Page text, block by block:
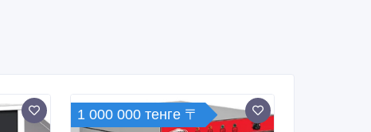
1 000 000 тенге 〒